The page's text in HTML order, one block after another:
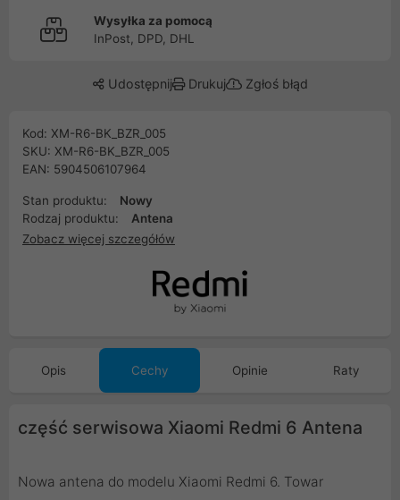
Wysyłka za pomocą
InPost, DPD, DHL
Udostępnij Drukuj Zgłoś błąd
Kod: XM-R6-BK_BZR_005
SKU: XM-R6-BK_BZR_005
EAN: 5904506107964
Stan produktu:
Nowy
Rodzaj produktu:
Antena
Zobacz więcej szczegółów
Opis Cechy Opinie Raty
część serwisowa Xiaomi Redmi 6 Antena
Nowa antena do modelu Xiaomi Redmi 6. Towar